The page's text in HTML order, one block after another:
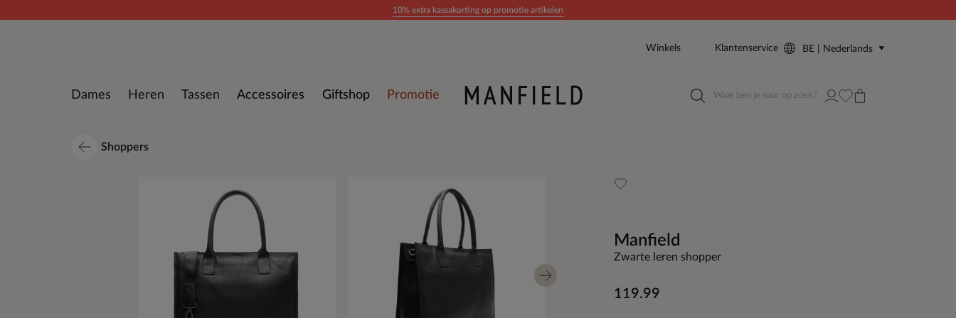
10% extra kassakorting op promotie artikelen
Dames Heren Tassen Accessoires Giftshop Promotie
Winkels Klantenservice BE | Nederlands
Shoppers
Manfield
Zwarte leren shopper
119.99